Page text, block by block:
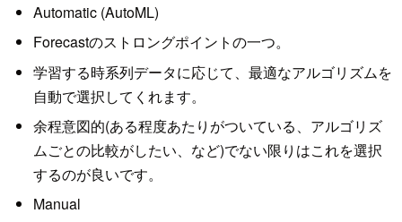
Automatic (AutoML)
Forecastのストロングポイントの一つ。
学習する時系列データに応じて、最適なアルゴリズムを
自動で選択してくれます。
余程意図的(ある程度あたりがついている、アルゴリズ
ムごとの比較がしたい、など)でない限りはこれを選択
するのが良いです。
Manual